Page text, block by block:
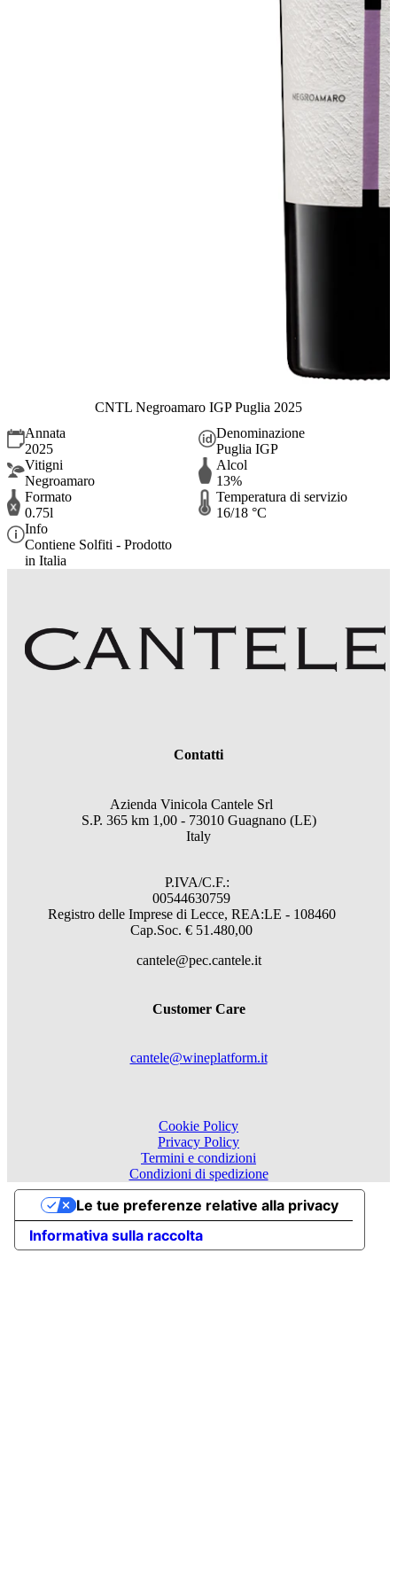
CNTL Negroamaro IGP Puglia 2025
Annata
2025
Denominazione
Puglia IGP
Vitigni
Negroamaro
Alcol
13%
Formato
0.75l
Temperatura di servizio
16/18 °C
Info
Contiene Solfiti - Prodotto
in Italia
Contatti
Azienda Vinicola Cantele Srl
S.P. 365 km 1,00 - 73010 Guagnano (LE)
Italy
P.IVA/C.F.:
00544630759
Registro delle Imprese di Lecce, REA:LE - 108460
Cap.Soc. € 51.480,00
cantele@pec.cantele.it
Customer Care
cantele@wineplatform.it
Cookie Policy
Privacy Policy
Termini e condizioni
Condizioni di spedizione
Informativa sulla raccolta
Le tue preferenze relative alla privacy